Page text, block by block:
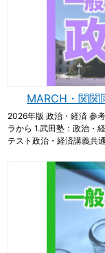
MARCH・関関
2026年版 政治・経済 参
ラから 1.武田塾：政治・
テスト政治・経済講義共